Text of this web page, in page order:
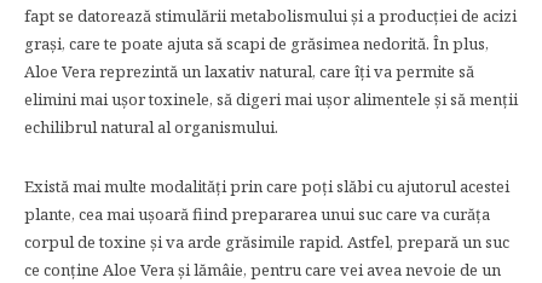
fapt se datorează stimulării metabolismului şi a producţiei de acizi
graşi, care te poate ajuta să scapi de grăsimea nedorită. În plus,
Aloe Vera reprezintă un laxativ natural, care îţi va permite să
elimini mai uşor toxinele, să digeri mai uşor alimentele şi să menţii
echilibrul natural al organismului.
Există mai multe modalităţi prin care poţi slăbi cu ajutorul acestei
plante, cea mai uşoară fiind prepararea unui suc care va curăţa
corpul de toxine şi va arde grăsimile rapid. Astfel, prepară un suc
ce conţine Aloe Vera şi lămâie, pentru care vei avea nevoie de un